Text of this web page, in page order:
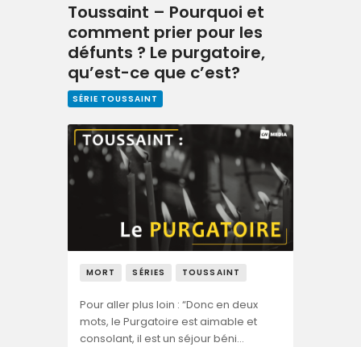
Nous aider
Toussaint – Pourquoi et
comment prier pour les
défunts ? Le purgatoire,
qu’est-ce que c’est?
SÉRIE TOUSSAINT
MORT SÉRIES TOUSSAINT
Pour aller plus loin : “Donc en deux
mots, le Purgatoire est aimable et
consolant, il est un séjour béni…